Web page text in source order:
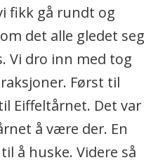
fikk gå rundt og
det alle gledet seg
Vi dro inn med tog
Først til
Eiffeltårnet. Det var
å være der. En
å huske. Videre så